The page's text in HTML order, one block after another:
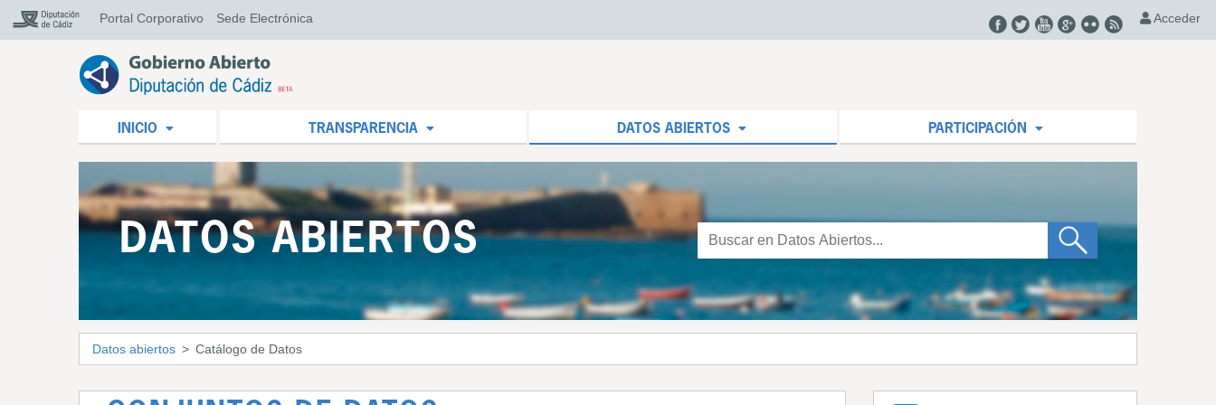
Portal Corporativo Sede Electrónica Acceder
INICIO TRANSPARENCIA DATOS ABIERTOS PARTICIPACIÓN
DATOS ABIERTOS
Datos abiertos Catálogo de Datos